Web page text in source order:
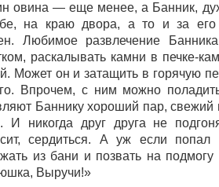
овина — еще менее, а Банник,
на краю двора, а то и за
Любимое развлечение
раскалывать камни в печке-
Может он и затащить в горячую
Впрочем, с ним можно
Баннику хороший пар, свежий
И никогда друг друга не
сердиться. А уж если попал
из бани и позвать на
Выручи!»